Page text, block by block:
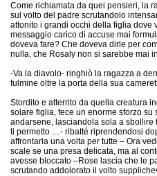
Come richiamata da quei pensieri, la
sul volto del padre scrutandolo
attonito i grandi occhi della figlia dove
messaggio carico di accuse mai
doveva fare? Che doveva dirle per
nulla, che Rosaly non si sarebbe mai
-Va la diavolo- ringhiò la ragazza a
fulmine oltre la porta della sua
Stordito e atterrito da quella creatura
solare figlia, fece un enorme sforzo su
andarsene, lasciandola sola a sbollire
ti permetto …- ribatté riprendendosi
affrontarla una volta per tutte – Ora
scale se una presa delicata, ma al
avesse bloccato –Rose lascia che le
scrutando addolorato il volto